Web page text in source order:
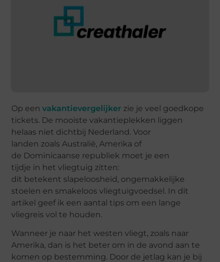
Op eenvakantievergelijker zie je veel goedkope
tickets. De mooiste vakantieplekken liggen
helaas niet dichtbij Nederland. Voor
landen zoalsAustralië, Amerika of
de Dominicaanse republiek moet je een
tijdje in het vliegtuig zitten:
dit betekent slapeloosheid, ongemakkelijke
stoelen en smakeloos vliegtuigvoedsel. In dit
artikel geef ik een aantal tips om een lange
vliegreis vol te houden.
Wanneer je naar het westen vliegt, zoals naar
Amerika, dan is het beter om in de avond aan te
komen op bestemming. Door de jetlag kan je bij